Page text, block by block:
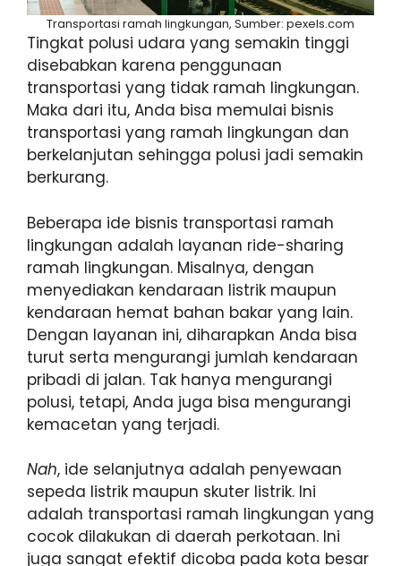
Transportasi ramah lingkungan, Sumber: pexels.com
Tingkat polusi udara yang semakin tinggi
disebabkan karena penggunaan
transportasi yang tidak ramah lingkungan.
Maka dari itu, Anda bisa memulai bisnis
transportasi yang ramah lingkungan dan
berkelanjutan sehingga polusi jadi semakin
berkurang.
Beberapa ide bisnis transportasi ramah
lingkungan adalah layanan ride-sharing
ramah lingkungan. Misalnya, dengan
menyediakan kendaraan listrik maupun
kendaraan hemat bahan bakar yang lain.
Dengan layanan ini, diharapkan Anda bisa
turut serta mengurangi jumlah kendaraan
pribadi di jalan. Tak hanya mengurangi
polusi, tetapi, Anda juga bisa mengurangi
kemacetan yang terjadi.
Nah, ide selanjutnya adalah penyewaan
sepeda listrik maupun skuter listrik. Ini
adalah transportasi ramah lingkungan yang
cocok dilakukan di daerah perkotaan. Ini
juga sangat efektif dicoba pada kota besar